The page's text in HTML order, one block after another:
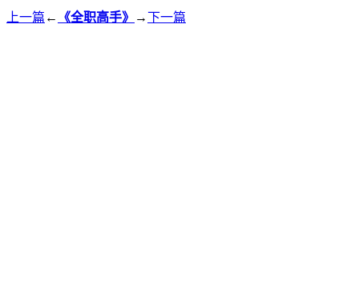
上一篇 ← 《全职高手》 →下一篇